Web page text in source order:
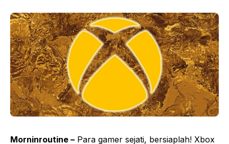
Morninroutine – Para gamer sejati, bersiaplah! Xbox